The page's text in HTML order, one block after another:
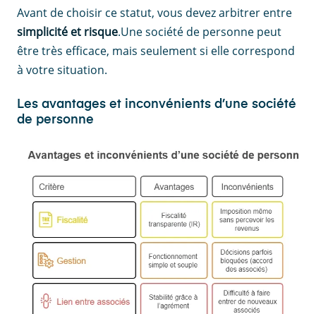
Avant de choisir ce statut, vous devez arbitrer entre
simplicité et risque.Une société de personne peut
être très efficace, mais seulement si elle correspond
à votre situation.
Les avantages et inconvénients d’une société
de personne